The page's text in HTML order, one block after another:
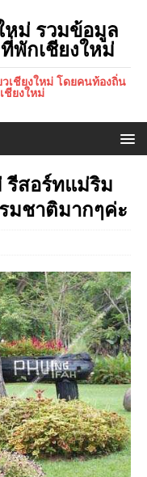
หม่ รวมข้อมูล
พักเชียงใหม่
เชียงใหม่ โดยคนท้องถิ่น
ชียงใหม่
รีสอร์ทแม่ริม
มชาติมากๆค่ะ